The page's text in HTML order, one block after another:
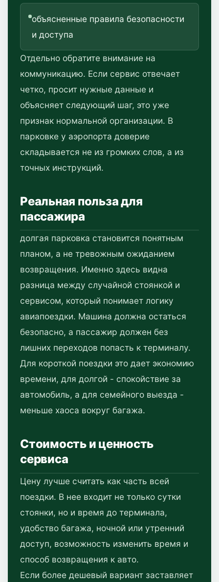
объясненные правила безопасности
и доступа
Отдельно обратите внимание на
коммуникацию. Если сервис отвечает
четко, просит нужные данные и
объясняет следующий шаг, это уже
признак нормальной организации. В
парковке у аэропорта доверие
складывается не из громких слов, а из
точных инструкций.
Реальная польза для
пассажира
долгая парковка становится понятным
планом, а не тревожным ожиданием
возвращения. Именно здесь видна
разница между случайной стоянкой и
сервисом, который понимает логику
авиапоездки. Машина должна остаться
безопасно, а пассажир должен без
лишних переходов попасть к терминалу.
Для короткой поездки это дает экономию
времени, для долгой - спокойствие за
автомобиль, а для семейного выезда -
меньше хаоса вокруг багажа.
Стоимость и ценность
сервиса
Цену лучше считать как часть всей
поездки. В нее входит не только сутки
стоянки, но и время до терминала,
удобство багажа, ночной или утренний
доступ, возможность изменить время и
способ возвращения к авто.
Если более дешевый вариант заставляет